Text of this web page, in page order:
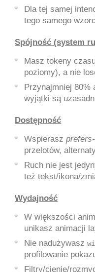
Dla tej samej
tego samego
Spójność (system
Masz tokeny
poziomy), a nie
Przynajmniej 80%
wyjątki są
Dostępność
Wspierasz
przelotów,
Ruch nie jest
też tekst/ikona/
Wydajność
W większości
unikasz animacji
Nie nadużywasz
profilowanie
Filtry/cienie/